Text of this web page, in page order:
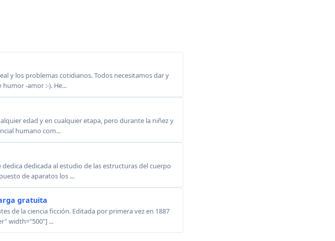
y los problemas cotidianos. Todos necesitamos dar y
humor -amor :-). He...
edad y en cualquier etapa, pero durante la niñez y
humano com...
dedicada al estudio de las estructuras del cuerpo
de aparatos los ...
gratuita
de la ciencia ficción. Editada por primera vez en 1887
width="500"] ...